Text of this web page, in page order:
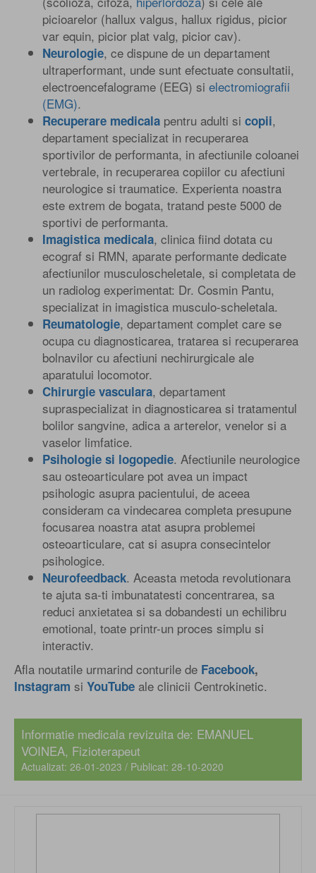
picioarelor (hallux valgus, hallux rigidus, picior
var equin, picior plat valg, picior cav).
Neurologie, ce dispune de un departament
ultraperformant, unde sunt efectuate consultatii,
electroencefalograme (EEG) si electromiografii
(EMG).
Recuperare medicala pentru adulti si copii,
departament specializat in recuperarea
sportivilor de performanta, in afectiunile coloanei
vertebrale, in recuperarea copiilor cu afectiuni
neurologice si traumatice. Experienta noastra
este extrem de bogata, tratand peste 5000 de
sportivi de performanta.
Imagistica medicala, clinica fiind dotata cu
ecograf si RMN, aparate performante dedicate
afectiunilor musculoscheletale, si completata de
un radiolog experimentat: Dr. Cosmin Pantu,
specializat in imagistica musculo-scheletala.
Reumatologie, departament complet care se
ocupa cu diagnosticarea, tratarea si recuperarea
bolnavilor cu afectiuni nechirurgicale ale
aparatului locomotor.
Chirurgie vasculara, departament
supraspecializat in diagnosticarea si tratamentul
bolilor sangvine, adica a arterelor, venelor si a
vaselor limfatice.
Psihologie si logopedie. Afectiunile neurologice
sau osteoarticulare pot avea un impact
psihologic asupra pacientului, de aceea
consideram ca vindecarea completa presupune
focusarea noastra atat asupra problemei
osteoarticulare, cat si asupra consecintelor
psihologice.
Neurofeedback. Aceasta metoda revolutionara
te ajuta sa-ti imbunatatesti concentrarea, sa
reduci anxietatea si sa dobandesti un echilibru
emotional, toate printr-un proces simplu si
interactiv.
Afla noutatile urmarind conturile de Facebook,
Instagram si YouTube ale clinicii Centrokinetic.
Informatie medicala revizuita de: EMANUEL
VOINEA, Fizioterapeut
Actualizat: 26-01-2023 / Publicat: 28-10-2020